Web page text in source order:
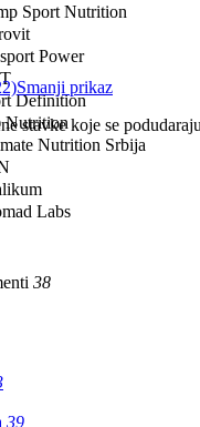
Sport Nutrition
Power
Definition
Nutrition
Nutrition Srbija
Labs
Smanji prikaz
stavke koje se
38
39